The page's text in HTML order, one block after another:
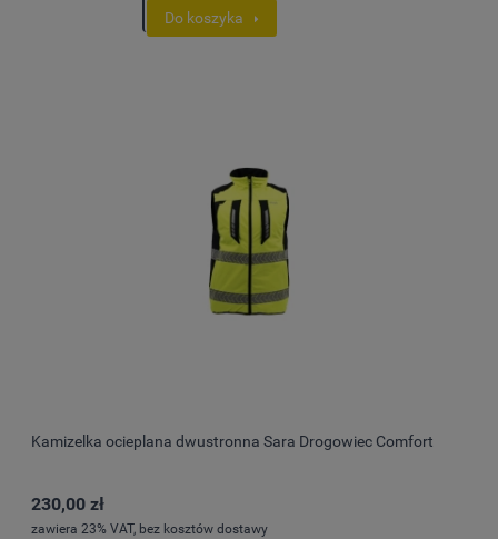
Do koszyka
Kamizelka ocieplana dwustronna Sara Drogowiec Comfort
230,00 zł
zawiera 23% VAT, bez kosztów dostawy